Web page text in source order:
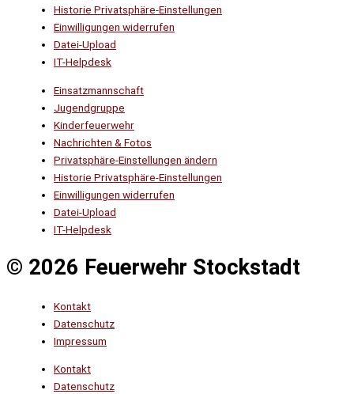
Historie Privatsphäre-Einstellungen
Einwilligungen widerrufen
Datei-Upload
IT-Helpdesk
Einsatzmannschaft
Jugendgruppe
Kinderfeuerwehr
Nachrichten & Fotos
Privatsphäre-Einstellungen ändern
Historie Privatsphäre-Einstellungen
Einwilligungen widerrufen
Datei-Upload
IT-Helpdesk
© 2026 Feuerwehr Stockstadt
Kontakt
Datenschutz
Impressum
Kontakt
Datenschutz